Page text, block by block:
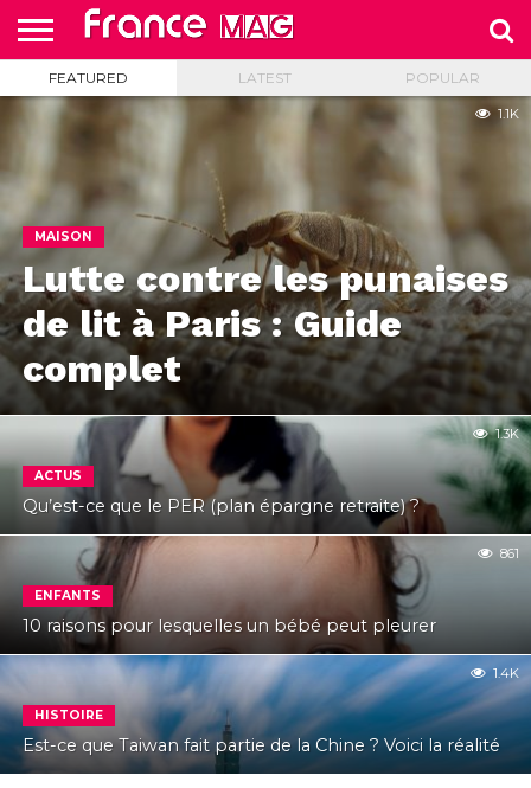
HELLO
FROM
FRANCE
HOME
TEST
SLIDE
FEATURED LATEST POPULAR
MAISON
Lutte contre les punaises
de lit à Paris : Guide
complet
1.1K
ACTUS
Qu’est-ce que le PER (plan épargne retraite) ?
1.3K
ENFANTS
10 raisons pour lesquelles un bébé peut pleurer
861
HISTOIRE
Est-ce que Taiwan fait partie de la Chine ? Voici la réalité
1.4K